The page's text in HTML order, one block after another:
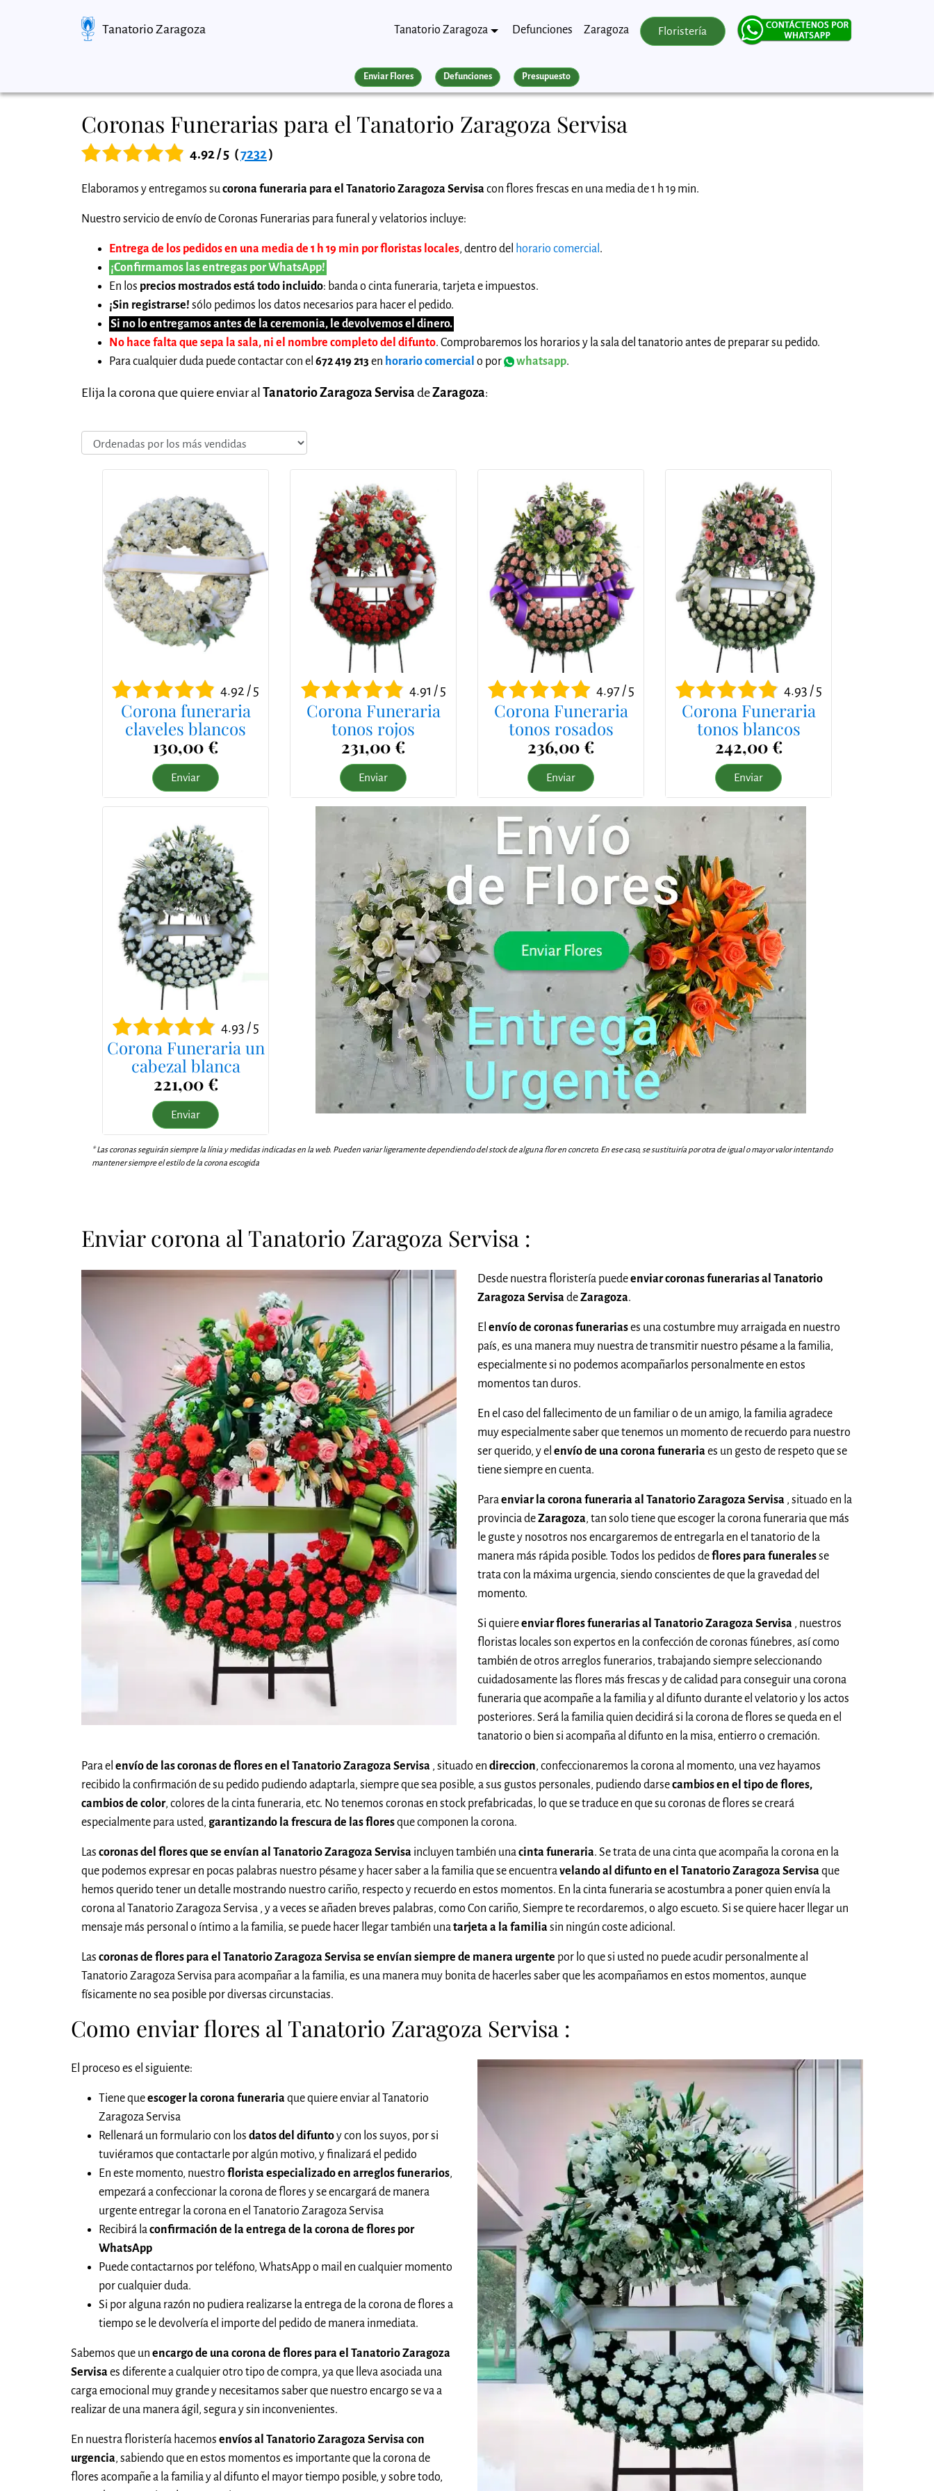
Tanatorio Zaragoza Tanatorio Zaragoza Defunciones Zaragoza Floristería
Enviar Flores Defunciones Presupuesto
Coronas Funerarias para el Tanatorio Zaragoza Servisa
4.92 / 5 (7232)
Elaboramos y entregamos sucorona funeraria para el Tanatorio Zaragoza Servisacon flores frescas en una media de 1 h 19 min.
Nuestro servicio de envío de Coronas Funerarias para funeral y velatorios incluye:
Entrega de los pedidos en una media de 1 h 19 min por floristas locales, dentro del horario comercial .
¡Confirmamos las entregas por WhatsApp!
En los precios mostrados está todo incluido: banda o cinta funeraria, tarjeta e impuestos.
¡Sin registrarse! sólo pedimos los datos necesarios para hacer el pedido.
Si no lo entregamos antes de la ceremonia, le devolvemos el dinero.
No hace falta que sepa la sala, ni el nombre completo del difunto. Comprobaremos los horarios y la sala del tanatorio antes de preparar su pedido.
Para cualquier duda puede contactar con el 672 419 213 en horario comercial o por whatsapp.
Elija la corona que quiere enviar al Tanatorio Zaragoza Servisa deZaragoza:
4.92 / 5
Corona funeraria
claveles blancos
130,00 €
Enviar
4.91 / 5
Corona Funeraria
tonos rojos
231,00 €
Enviar
4.97 / 5
Corona Funeraria
tonos rosados
236,00 €
Enviar
4.93 / 5
Corona Funeraria
tonos blancos
242,00 €
Enviar
4.93 / 5
Corona Funeraria un
cabezal blanca
221,00 €
Enviar
* Las coronas seguirán siempre la línia y medidas indicadas en la web. Pueden variar ligeramente dependiendo del stock de alguna flor en concreto. En ese caso, se sustituiría por otra de igual o mayor valor intentando
mantener siempre el estilo de la corona escogida
Enviar corona al Tanatorio Zaragoza Servisa :
Desde nuestra floristería puedeenviar coronas funerarias al Tanatorio
Zaragoza ServisadeZaragoza.
El envío de coronas funerariases una costumbre muy arraigada en nuestro
país, es una manera muy nuestra de transmitir nuestro pésame a la familia,
especialmente si no podemos acompañarlos personalmente en estos
momentos tan duros.
En el caso del fallecimento de un familiar o de un amigo, la familia agradece
muy especialmente saber que tenemos un momento de recuerdo para nuestro
ser querido, y el envío de una corona funerariaes un gesto de respeto que se
tiene siempre en cuenta.
Paraenviar la corona funeraria al Tanatorio Zaragoza Servisa , situado en la
provincia deZaragoza, tan solo tiene que escoger la corona funeraria que más
le guste y nosotros nos encargaremos de entregarla en el tanatorio de la
manera más rápida posible. Todos los pedidos deflores para funeralesse
trata con la máxima urgencia, siendo conscientes de que la gravedad del
momento.
Si quiereenviar flores funerarias al Tanatorio Zaragoza Servisa , nuestros
floristas locales son expertos en la confección de coronas fúnebres, así como
también de otros arreglos funerarios, trabajando siempre seleccionando
cuidadosamente las flores más frescas y de calidad para conseguir una corona
funeraria que acompañe a la familia y al difunto durante el velatorio y los actos
posteriores. Será la familia quien decidirá si la corona de flores se queda en el
tanatorio o bien si acompaña al difunto en la misa, entierro o cremación.
Para el envío de las coronas de flores en el Tanatorio Zaragoza Servisa , situado en direccion, confeccionaremos la corona al momento, una vez hayamos
recibido la confirmación de su pedido pudiendo adaptarla, siempre que sea posible, a sus gustos personales, pudiendo darsecambios en el tipo de flores,
cambios de color, colores de la cinta funeraria, etc. No tenemos coronas en stock prefabricadas, lo que se traduce en que su coronas de flores se creará
especialmente para usted, garantizando la frescura de las floresque componen la corona.
Las coronas del flores que se envían al Tanatorio Zaragoza Servisa incluyen también unacinta funeraria. Se trata de una cinta que acompaña la corona en la
que podemos expresar en pocas palabras nuestro pésame y hacer saber a la familia que se encuentravelando al difunto en el Tanatorio Zaragoza Servisaque
hemos querido tener un detalle mostrando nuestro cariño, respecto y recuerdo en estos momentos. En la cinta funeraria se acostumbra a poner quien envía la
corona al Tanatorio Zaragoza Servisa , y a veces se añaden breves palabras, como Con cariño, Siempre te recordaremos, o algo escueto. Si se quiere hacer llegar un
mensaje más personal o íntimo a la familia, se puede hacer llegar también unatarjeta a la familiasin ningún coste adicional.
Las coronas de flores para el Tanatorio Zaragoza Servisa se envían siempre de manera urgente por lo que si usted no puede acudir personalmente al
Tanatorio Zaragoza Servisa para acompañar a la familia, es una manera muy bonita de hacerles saber que les acompañamos en estos momentos, aunque
físicamente no sea posible por diversas circunstacias.
Como enviar flores al Tanatorio Zaragoza Servisa :
El proceso es el siguiente:
Tiene queescoger la corona funerariaque quiere enviar al Tanatorio
Zaragoza Servisa
Rellenará un formulario con los datos del difuntoy con los suyos, por si
tuviéramos que contactarle por algún motivo, y finalizará el pedido
En este momento, nuestro florista especializado en arreglos funerarios,
empezará a confeccionar la corona de flores y se encargará de manera
urgente entregar la corona en el Tanatorio Zaragoza Servisa
Recibirá laconfirmación de la entrega de la corona de flores por
WhatsApp
Puede contactarnos por teléfono, WhatsApp o mail en cualquier momento
por cualquier duda.
Si por alguna razón no pudiera realizarse la entrega de la corona de flores a
tiempo se le devolvería el importe del pedido de manera inmediata.
Sabemos que un encargo de una corona de flores para el Tanatorio Zaragoza
Servisaes diferente a cualquier otro tipo de compra, ya que lleva asociada una
carga emocional muy grande y necesitamos saber que nuestro encargo se va a
realizar de una manera ágil, segura y sin inconvenientes.
En nuestra floristería hacemos envíos al Tanatorio Zaragoza Servisa con
urgencia, sabiendo que en estos momentos es importante que la corona de
flores acompañe a la familia y al difunto el mayor tiempo posible, y sobre todo,